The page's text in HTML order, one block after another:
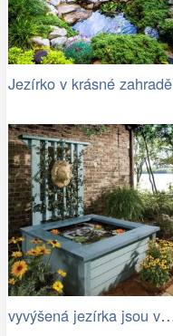
Jezírko v krásné zahradě
vyvýšená jezírka jsou